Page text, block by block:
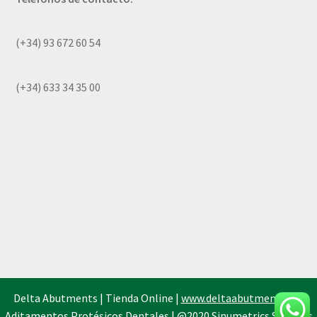
(+34) 93 672 60 54
(+34) 633 34 35 00
Delta Abutments | Tienda Online | www.deltaabutments.es|